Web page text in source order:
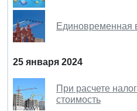
Единовременная
25 января 2024
При расчете
стоимость